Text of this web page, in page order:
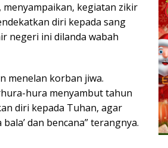
menyampaikan, kegiatan zikir
diri kepada sang
negeri ini dilanda wabah
menelan korban jiwa.
hura menyambut tahun
diri kepada Tuhan, agar
dan bencana” terangnya.